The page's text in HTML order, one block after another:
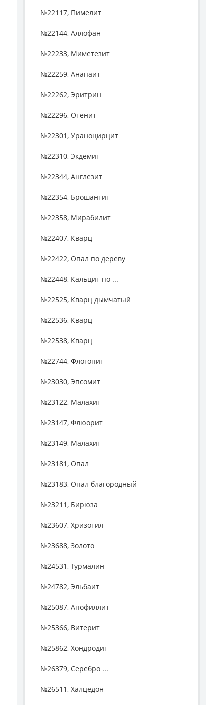
№22117, Пимелит
№22144, Аллофан
№22233, Миметезит
№22259, Анапаит
№22262, Эритрин
№22296, Отенит
№22301, Ураноцирцит
№22310, Экдемит
№22344, Англезит
№22354, Брошантит
№22358, Мирабилит
№22407, Кварц
№22422, Опал по дереву
№22448, Кальцит по ...
№22525, Кварц дымчатый
№22536, Кварц
№22538, Кварц
№22744, Флогопит
№23030, Эпсомит
№23122, Малахит
№23147, Флюорит
№23149, Малахит
№23181, Опал
№23183, Опал благородный
№23211, Бирюза
№23607, Хризотил
№23688, Золото
№24531, Турмалин
№24782, Эльбаит
№25087, Апофиллит
№25366, Витерит
№25862, Хондродит
№26379, Серебро ...
№26511, Халцедон